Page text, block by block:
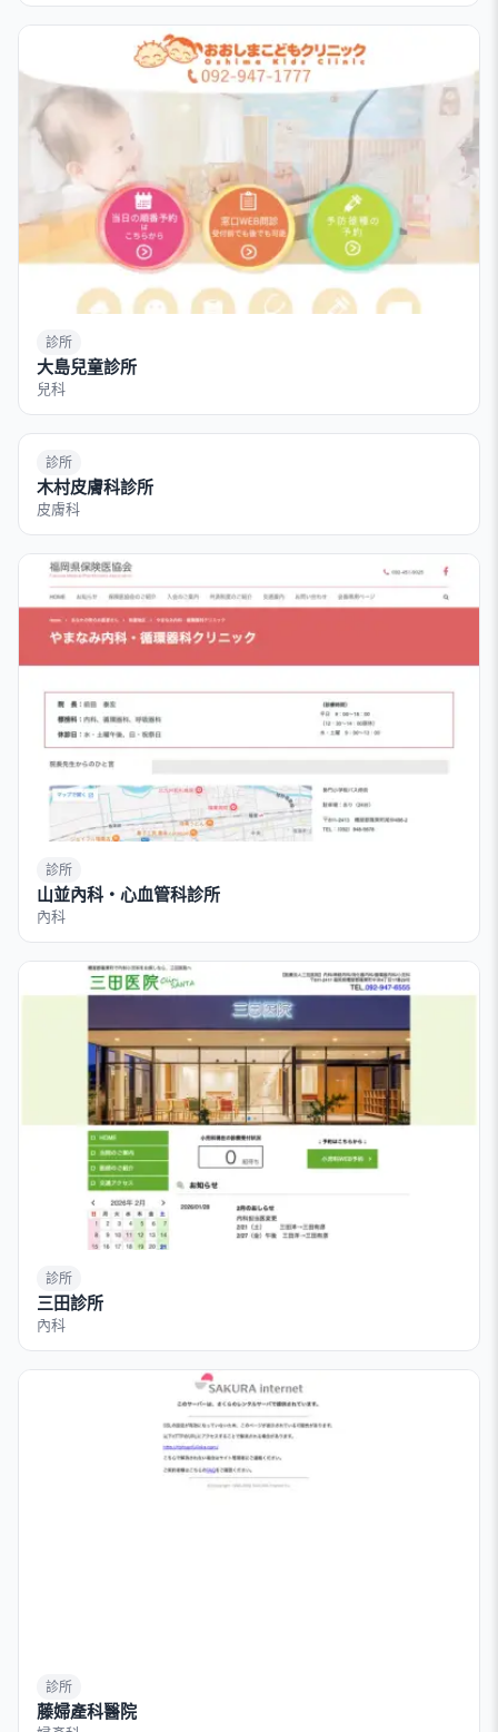
診所
大島兒童診所
兒科
診所
木村皮膚科診所
皮膚科
診所
山並內科・心血管科診所
內科
診所
三田診所
內科
診所
藤婦產科醫院